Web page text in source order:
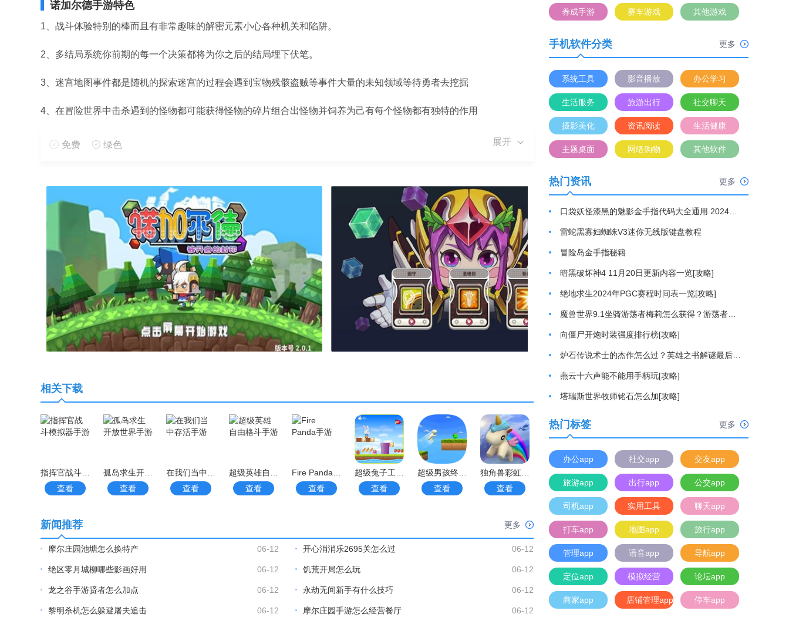
诺加尔德手游特色
1、战斗体验特别的棒而且有非常趣味的解密元素小心各种机关和陷阱。
2、多结局系统你前期的每一个决策都将为你之后的结局埋下伏笔。
3、迷宫地图事件都是随机的探索迷宫的过程会遇到宝物残骸盗贼等事件大量的未知领域等待勇者去挖掘
4、在冒险世界中击杀遇到的怪物都可能获得怪物的碎片组合出怪物并饲养为己有每个怪物都有独特的作用
5、海量故事残章等待着收集讨伐魔物并征服地城最终拼凑出年来的种种内幕。
免费 绿色 展开
相关下载
查看
查看
查看
查看
查看
查看
查看
查看
新闻推荐 更多
摩尔庄园池塘怎么换特产 06-12 开心消消乐2695关怎么过 06-12
绝区零月城柳哪些影画好用 06-12 饥荒开局怎么玩 06-12
龙之谷手游贤者怎么加点 06-12 永劫无间新手有什么技巧 06-12
黎明杀机怎么躲避屠夫追击 06-12 摩尔庄园手游怎么经营餐厅 06-12
养成手游 赛车游戏 其他游戏
手机软件分类 更多
系统工具 影音播放 办公学习
生活服务 旅游出行 社交聊天
摄影美化 资讯阅读 生活健康
主题桌面 网络购物 其他软件
热门资讯 更多
雷蛇黑寡妇蜘蛛V3迷你无线版键盘教程
冒险岛金手指秘籍
暗黑破坏神4 11月20日更新内容一览[攻略]
绝地求生2024年PGC赛程时间表一览[攻略]
向僵尸开炮时装强度排行榜[攻略]
燕云十六声能不能用手柄玩[攻略]
塔瑞斯世界牧师铭石怎么加[攻略]
热门标签 更多
办公app 社交app 交友app
旅游app 出行app 公交app
司机app 实用工具 聊天app
打车app 地图app 旅行app
管理app 语音app 导航app
定位app 模拟经营 论坛app
商家app 店铺管理app 停车app